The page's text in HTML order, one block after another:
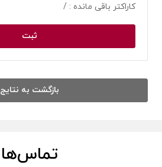
کاراکتر باقی مانده : /
ثبت
بازگشت به نتایج
تماس‌ها